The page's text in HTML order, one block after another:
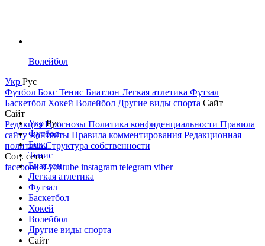
Волейбол
Укр Рус
Футбол Бокс Тенис Биатлон Легкая атлетика Футзал
Баскетбол Хокей Волейбол Другие виды спорта Сайт
Сайт
РедакцияПрогнозы Политика конфиденциальности Правила
сайтуКонтакты Правила комментирования Редакционная
политикаСтруктура собственности
Соц. сети
facebookxyoutube instagram telegram viber
УкрРус
Футбол
Бокс
Тенис
Биатлон
Легкая атлетика
Футзал
Баскетбол
Хокей
Волейбол
Другие виды спорта
Сайт